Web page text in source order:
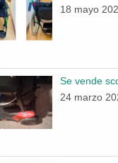
18 mayo
Se vende
24 marzo